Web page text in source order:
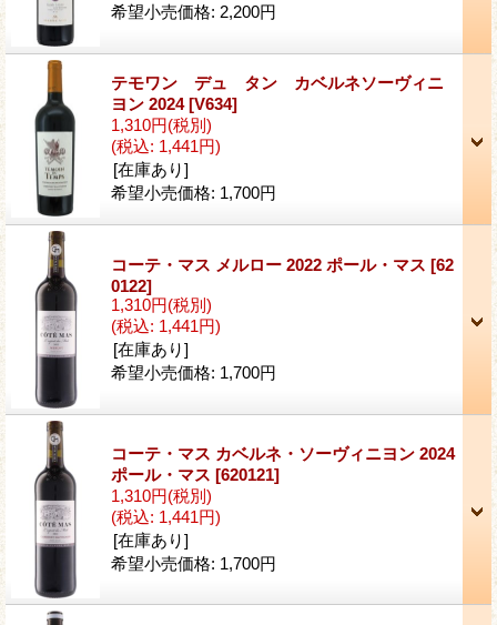
希望小売価格: 2,200円
テモワン デュ タン カベルネソーヴィニ
ヨン 2024[V634]
1,310円(税別)
(税込: 1,441円)
[在庫あり]
希望小売価格: 1,700円
コーテ・マス メルロー 2022 ポール・マス [62
0122]
1,310円(税別)
(税込: 1,441円)
[在庫あり]
希望小売価格: 1,700円
コーテ・マス カベルネ・ソーヴィニヨン 2024
ポール・マス [620121]
1,310円(税別)
(税込: 1,441円)
[在庫あり]
希望小売価格: 1,700円